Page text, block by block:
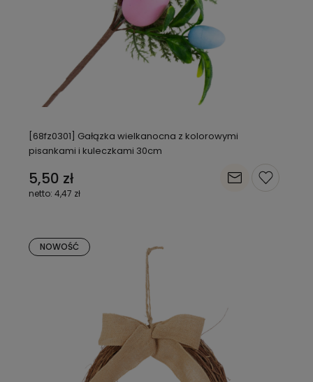
[68fz0301] Gałązka wielkanocna z kolorowymi
pisankami i kuleczkami 30cm
5,50 zł
4,47 zł
NOWOŚĆ